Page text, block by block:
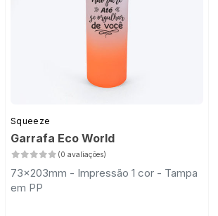
Squeeze
Garrafa Eco World
(0 avaliações)
73x203mm - Impressão 1 cor - Tampa
em PP